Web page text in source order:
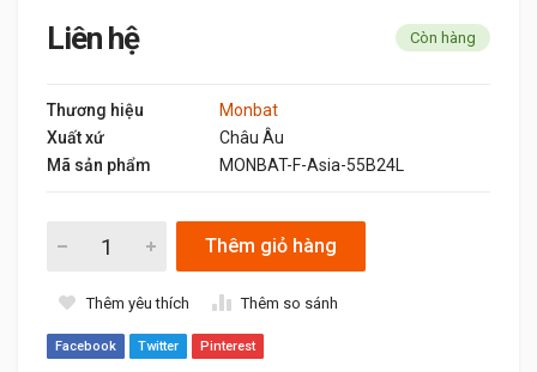
Liên hệ Còn hàng
Thương hiệu
Monbat
Xuất xứ
Châu Âu
Mã sản phẩm
MONBAT-F-Asia-55B24L
Thêm giỏ hàng
Thêm yêu thích Thêm so sánh
Facebook Twitter Pinterest